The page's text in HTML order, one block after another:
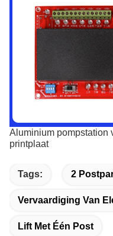
Aluminium pompstation
printplaat
Tags: 2
Vervaardiging Van
Lift Met Één Post